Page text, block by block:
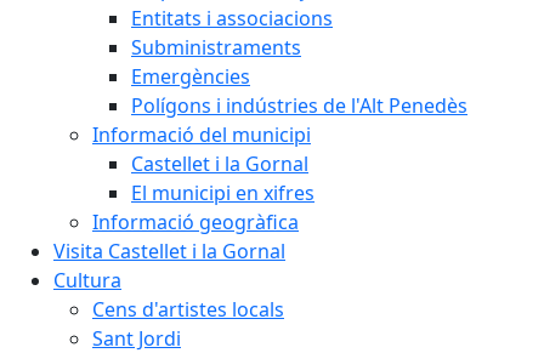
Entitats i associacions
Subministraments
Emergències
Polígons i indústries de l'Alt Penedès
Informació del municipi
Castellet i la Gornal
El municipi en xifres
Informació geogràfica
Visita Castellet i la Gornal
Cultura
Cens d'artistes locals
Sant Jordi